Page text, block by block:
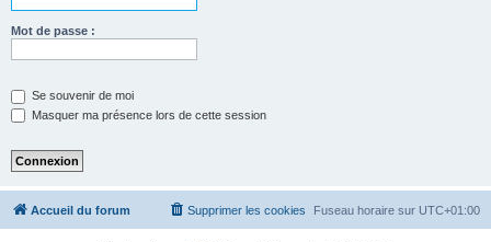
Mot de passe :
Se souvenir de moi
Masquer ma présence lors de cette session
Accueil du forum Fuseau horaire sur UTC+01:00
Supprimer les cookies